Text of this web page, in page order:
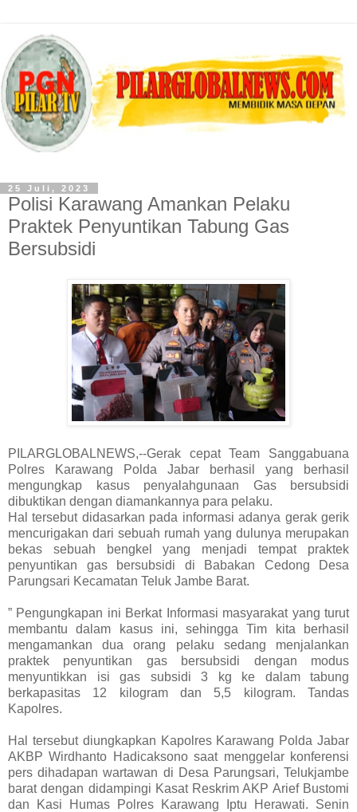
25 Juli, 2023
Polisi Karawang Amankan Pelaku
Praktek Penyuntikan Tabung Gas
Bersubsidi
PILARGLOBALNEWS,--Gerak cepat Team Sanggabuana
Polres Karawang Polda Jabar berhasil yang berhasil
mengungkap kasus penyalahgunaan Gas bersubsidi
dibuktikan dengan diamankannya para pelaku.
Hal tersebut didasarkan pada informasi adanya gerak gerik
mencurigakan dari sebuah rumah yang dulunya merupakan
bekas sebuah bengkel yang menjadi tempat praktek
penyuntikan gas bersubsidi di Babakan Cedong Desa
Parungsari Kecamatan Teluk Jambe Barat.
” Pengungkapan ini Berkat Informasi masyarakat yang turut
membantu dalam kasus ini, sehingga Tim kita berhasil
mengamankan dua orang pelaku sedang menjalankan
praktek penyuntikan gas bersubsidi dengan modus
menyuntikkan isi gas subsidi 3 kg ke dalam tabung
berkapasitas 12 kilogram dan 5,5 kilogram. Tandas
Kapolres.
Hal tersebut diungkapkan Kapolres Karawang Polda Jabar
AKBP Wirdhanto Hadicaksono saat menggelar konferensi
pers dihadapan wartawan di Desa Parungsari, Telukjambe
barat dengan didampingi Kasat Reskrim AKP Arief Bustomi
dan Kasi Humas Polres Karawang Iptu Herawati. Senin